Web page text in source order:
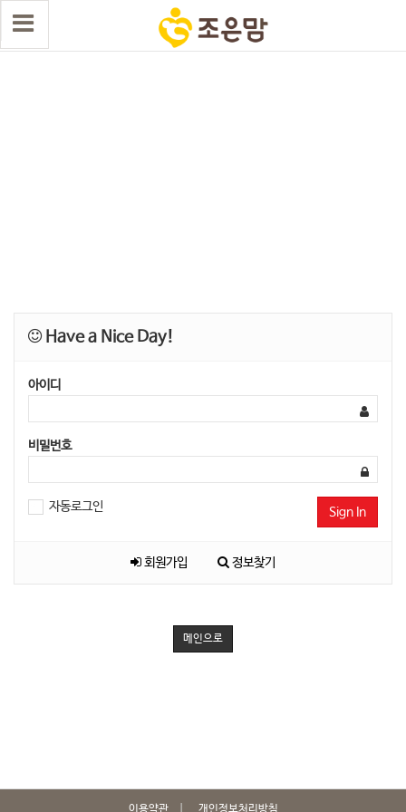
Have a Nice Day!
아이디
비밀번호
자동로그인 Sign In
회원가입 정보찾기
메인으로
이용약관 개인정보처리방침